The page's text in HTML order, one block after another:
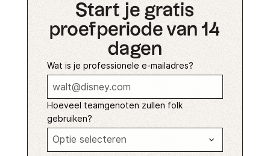
Start je gratis
proefperiode van 14
dagen
Wat is je professionele e-mailadres?
Hoeveel teamgenoten zullen folk
gebruiken?